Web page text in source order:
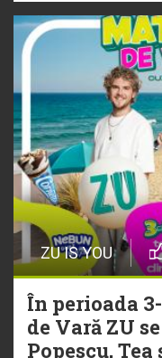
ZU IS YOU
În perioada
de Vară ZU
Popescu,